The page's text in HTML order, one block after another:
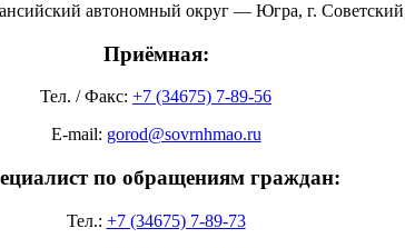
автономный округ — Югра, г.
Приёмная:
Тел. / Факс: +7 (34675) 7-89-56
E-mail: gorod@sovrnhmao.ru
по обращениям граждан:
Тел.: +7 (34675) 7-89-73